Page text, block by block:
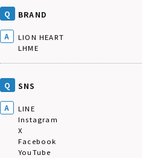
BRAND
LION HEART
LHME
SNS
LINE
Instagram
X
Facebook
YouTube